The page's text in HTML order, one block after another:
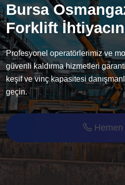
Bursa
Forklift
Profesyonel operatörlerimiz ve
güvenli kaldırma hizmetleri
keşif ve vinç kapasitesi
geçin.
Hemen